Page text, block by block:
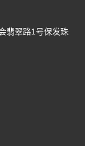
翡翠路1号保发珠